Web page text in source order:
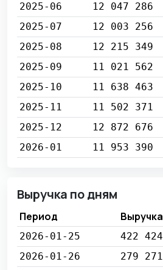
2025-06
12 047 286
2025-07
12 003 256
2025-08
12 215 349
2025-09
11 021 562
2025-10
11 638 463
2025-11
11 502 371
2025-12
12 872 676
2026-01
11 953 390
Выручка по дням
Период Выручка
2026-01-25 422 424
2026-01-26
279 271